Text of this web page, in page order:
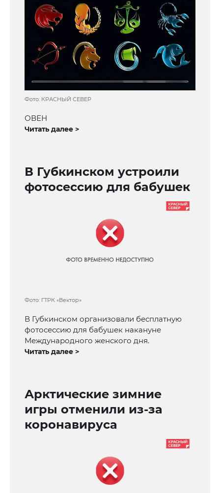
Фото: КРАСНЫЙ СЕВЕР
ОВЕН
Читать далее >
В Губкинском устроили
фотосессию для бабушек
Фото: ГТРК «Вектор»
В Губкинском организовали бесплатную
фотосессию для бабушек накануне
Международного женского дня.
Читать далее >
Арктические зимние
игры отменили из-за
коронавируса